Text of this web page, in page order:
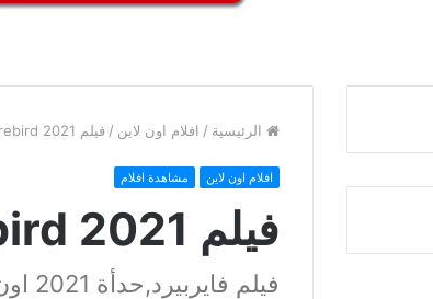
الرئيسية / افلام اون لاين / فيلم Firebird 2021 مترجم اون لاين
افلام اون لاين مشاهدة افلام
فيلم Firebird 2021 مترجم اون لاين
فيلم فايربيرد,حدأة 2021 اون لاين